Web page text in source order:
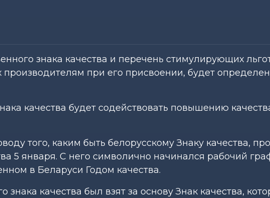
знака качества и перечень стимулирующих
при его присвоении, будет определен
качества будет содействовать повышению
того, каким быть белорусскому Знаку качества,
5 января. С него символично начинался рабочий
в Беларуси Годом качества.
знака качества был взят за основу Знак качества,